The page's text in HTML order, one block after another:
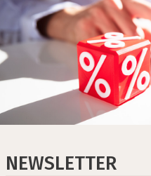
NEWSLETTER